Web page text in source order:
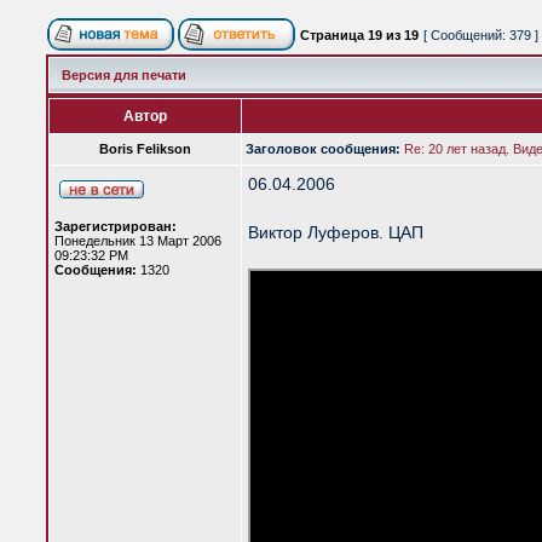
Страница 19 из 19 [ Сообщений: 379 ]
Версия для печати
Автор
Boris Felikson Заголовок сообщения: Re: 20 лет назад.
Зарегистрирован:
Понедельник 13 Март 2006
09:23:32 PM
Сообщения: 1320
06.04.2006
Виктор Луферов. ЦАП